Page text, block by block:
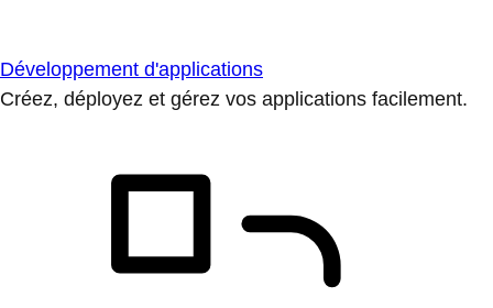
Développement d'applications
Créez, déployez et gérez vos applications facilement.